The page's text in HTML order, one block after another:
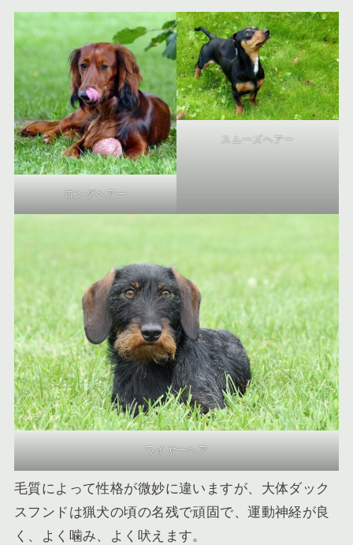
ロングヘアー
スムーズヘアー
ワイヤーヘア
毛質によって性格が微妙に違いますが、大体ダック
スフンドは猟犬の頃の名残で頑固で、運動神経が良
く、よく噛み、よく吠えます。